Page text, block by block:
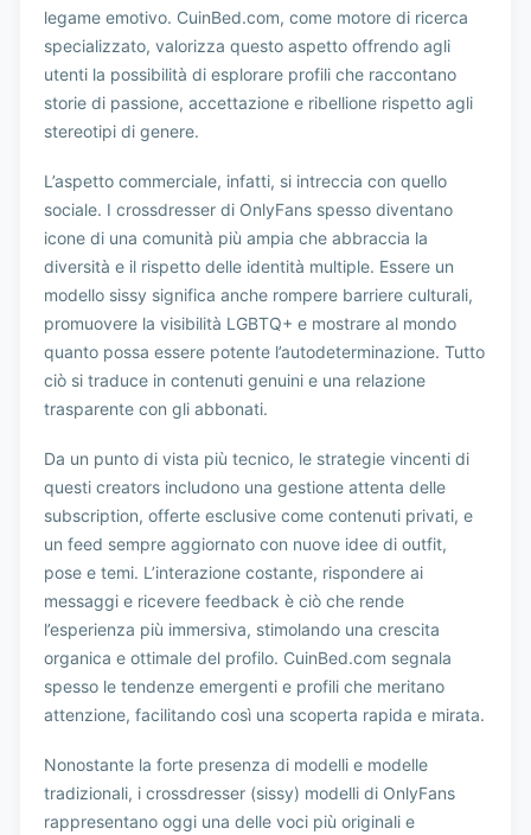
legame emotivo. CuinBed.com, come motore di ricerca
specializzato, valorizza questo aspetto offrendo agli
utenti la possibilità di esplorare profili che raccontano
storie di passione, accettazione e ribellione rispetto agli
stereotipi di genere.
L’aspetto commerciale, infatti, si intreccia con quello
sociale. I crossdresser di OnlyFans spesso diventano
icone di una comunità più ampia che abbraccia la
diversità e il rispetto delle identità multiple. Essere un
modello sissy significa anche rompere barriere culturali,
promuovere la visibilità LGBTQ+ e mostrare al mondo
quanto possa essere potente l’autodeterminazione. Tutto
ciò si traduce in contenuti genuini e una relazione
trasparente con gli abbonati.
Da un punto di vista più tecnico, le strategie vincenti di
questi creators includono una gestione attenta delle
subscription, offerte esclusive come contenuti privati, e
un feed sempre aggiornato con nuove idee di outfit,
pose e temi. L’interazione costante, rispondere ai
messaggi e ricevere feedback è ciò che rende
l’esperienza più immersiva, stimolando una crescita
organica e ottimale del profilo. CuinBed.com segnala
spesso le tendenze emergenti e profili che meritano
attenzione, facilitando così una scoperta rapida e mirata.
Nonostante la forte presenza di modelli e modelle
tradizionali, i crossdresser (sissy) modelli di OnlyFans
rappresentano oggi una delle voci più originali e